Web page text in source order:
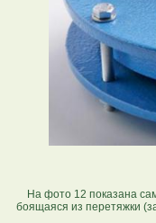
На фото 12 показана
боящаяся из перетяжки